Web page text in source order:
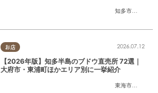
知多市
,半田市
お店
東海市
,大府市
2026.07.12
【2026年版】知多半島のブドウ直売所 72選｜
大府市・東浦町ほかエリア別に一挙紹介